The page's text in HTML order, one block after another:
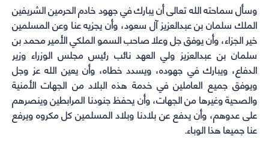
وسأل سماحته الله تعالى أن يبارك في جهود خادم الحرمين الشريفين
الملك سلمان بن عبدالعزيز آل سعود، وأن يجزيه عنا وعن المسلمين
خير الجزاء، وأن يوفق جل وعلا صاحب السمو الملكي الأمير محمد بن
سلمان بن عبدالعزيز ولي العهد نائب رئيس مجلس الوزراء وزير
الدفاع، ويبارك في جهوده، ويسدد خطاه، وأن يعين الله عز وجل
ويوفق جميع العاملين في خدمة هذه البلاد من الجهات الأمنية
والصحية وغيرها من الجهات، وأن يحفظ جنودنا المرابطين وينصرهم
على عدوهم، وأن يدفع عن بلادنا وبلاد المسلمين كل مكروه ويرفع
عنا جميعا هذا الوباء.